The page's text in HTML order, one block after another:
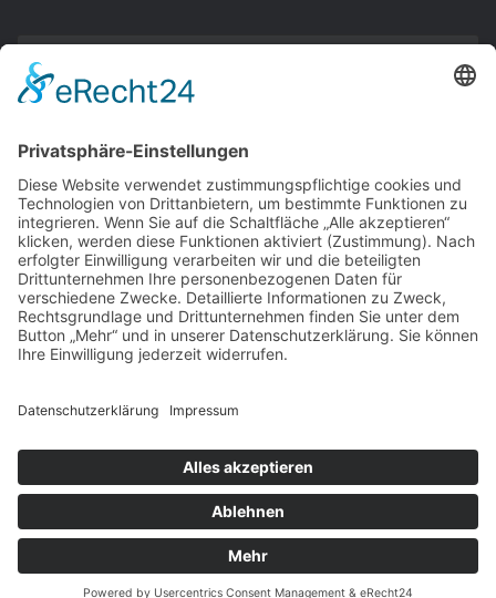
Allgemeine Informationen
Kontakte und Ansprechpartner
DATENSCHUTZ|